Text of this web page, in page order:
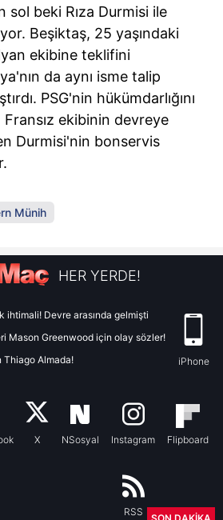
sol beki Rıza Durmisi ile
Beşiktaş, 25 yaşındaki
ekibine teklifini
da aynı isme talip
PSG'nin hükümdarlığını
ekibinin devreye
Durmisi'nin bonservis
Münih
HER YERDE!
ihtimali! Devre arasında gelmişti
Mason Greenwood için olay sözler!
Thiago Almada!
iPhone
X NSosyal Instagram Flipboard
RSS